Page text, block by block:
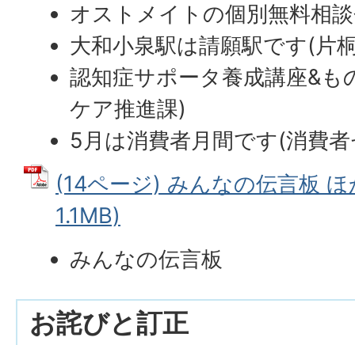
オストメイトの個別無料相
大和小泉駅は請願駅です(片
認知症サポータ養成講座&も
ケア推進課)
5月は消費者月間です(消費
(14ページ) みんなの伝言板
1.1MB)
みんなの伝言板
お詫びと訂正